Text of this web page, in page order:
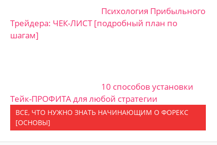
Психология Прибыльного
Трейдера: ЧЕК-ЛИСТ [подробный план по
шагам]
10 способов установки
Тейк-ПРОФИТА для любой стратегии
ВСЕ, ЧТО НУЖНО ЗНАТЬ НАЧИНАЮЩИМ О ФОРЕКС
[ОСНОВЫ]